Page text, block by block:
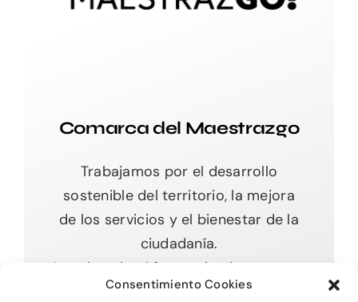
Consentimiento Cookies
Comarca del Maestrazgo
Trabajamos por el desarrollo
sostenible del territorio, la mejora
de los servicios y el bienestar de la
ciudadanía.
Impulsando el futuro desde nuestras
raíces.